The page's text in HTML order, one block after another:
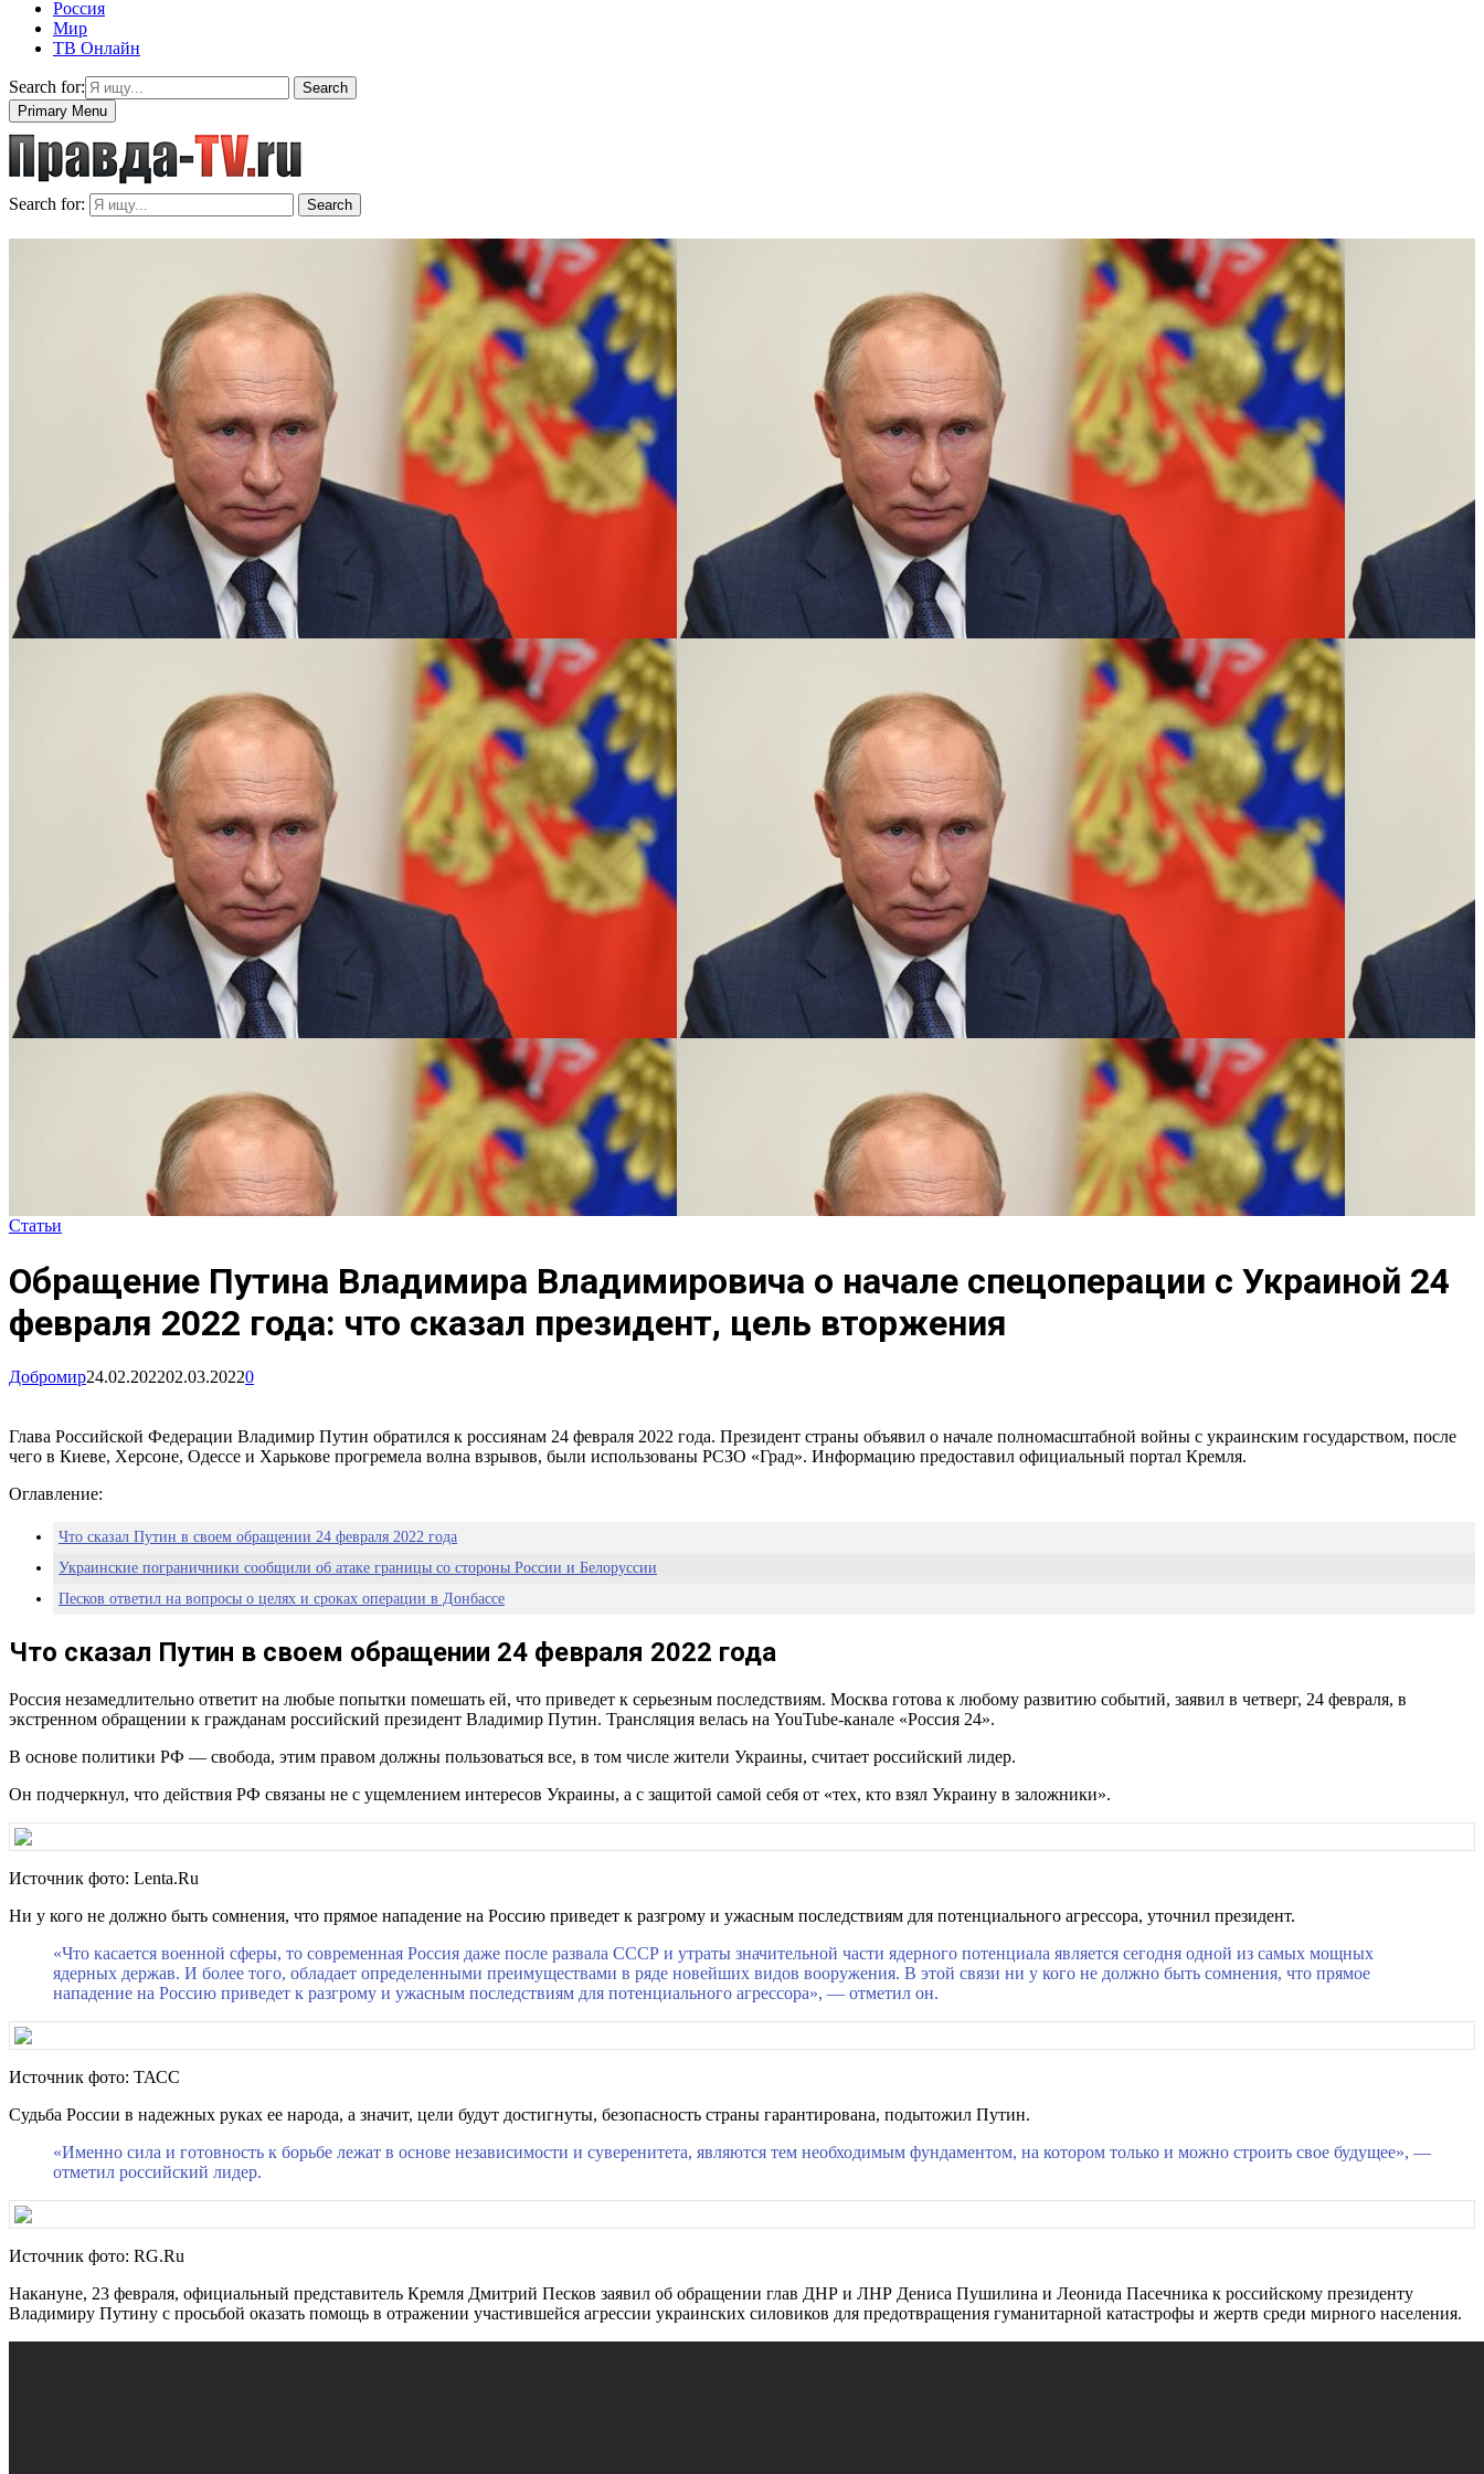
Россия
Мир
ТВ Онлайн
Search for:
Search
Primary Menu
Search for: Search
Статьи
Обращение Путина Владимира Владимировича о начале спецоперации с Украиной 24
февраля 2022 года: что сказал президент, цель вторжения
Добромир24.02.202202.03.20220
Глава Российской Федерации Владимир Путин обратился к россиянам 24 февраля 2022 года. Президент страны объявил о начале полномасштабной войны с украинским государством, после
чего в Киеве, Херсоне, Одессе и Харькове прогремела волна взрывов, были использованы РСЗО «Град». Информацию предоставил официальный портал Кремля.
Оглавление:
Что сказал Путин в своем обращении 24 февраля 2022 года
Украинские пограничники сообщили об атаке границы со стороны России и Белоруссии
Песков ответил на вопросы о целях и сроках операции в Донбассе
Что сказал Путин в своем обращении 24 февраля 2022 года
Россия незамедлительно ответит на любые попытки помешать ей, что приведет к серьезным последствиям. Москва готова к любому развитию событий, заявил в четверг, 24 февраля, в
экстренном обращении к гражданам российский президент Владимир Путин. Трансляция велась на YouTube-канале «Россия 24».
В основе политики РФ — свобода, этим правом должны пользоваться все, в том числе жители Украины, считает российский лидер.
Он подчеркнул, что действия РФ связаны не с ущемлением интересов Украины, а с защитой самой себя от «тех, кто взял Украину в заложники».
Источник фото: Lenta.Ru
Ни у кого не должно быть сомнения, что прямое нападение на Россию приведет к разгрому и ужасным последствиям для потенциального агрессора, уточнил президент.
«Что касается военной сферы, то современная Россия даже после развала СССР и утраты значительной части ядерного потенциала является сегодня одной из самых мощных
ядерных держав. И более того, обладает определенными преимуществами в ряде новейших видов вооружения. В этой связи ни у кого не должно быть сомнения, что прямое
нападение на Россию приведет к разгрому и ужасным последствиям для потенциального агрессора», — отметил он.
Источник фото: ТАСС
Судьба России в надежных руках ее народа, а значит, цели будут достигнуты, безопасность страны гарантирована, подытожил Путин.
«Именно сила и готовность к борьбе лежат в основе независимости и суверенитета, являются тем необходимым фундаментом, на котором только и можно строить свое будущее», —
отметил российский лидер.
Источник фото: RG.Ru
Накануне, 23 февраля, официальный представитель Кремля Дмитрий Песков заявил об обращении глав ДНР и ЛНР Дениса Пушилина и Леонида Пасечника к российскому президенту
Владимиру Путину с просьбой оказать помощь в отражении участившейся агрессии украинских силовиков для предотвращения гуманитарной катастрофы и жертв среди мирного населения.